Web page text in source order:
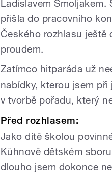
Ladislavem Smoljakem.
přišla do pracovního
Českého rozhlasu ještě
proudem.
Zatímco hitparáda už
nabídky, kterou jsem
v tvorbě pořadu, který
Před rozhlasem:
Jako dítě školou
Kühnově dětském
dlouho jsem dokonce